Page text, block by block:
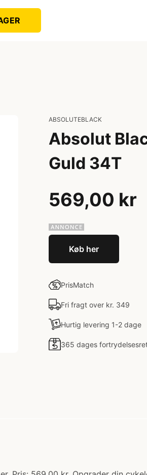
ABSOLUTEBLACK
Absolut
Guld 34T
569,00 kr
Køb her
PrisMatch
Fri fragt over kr. 349
Hurtig levering 1-2 dage
365 dages